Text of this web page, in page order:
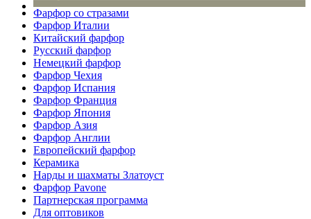
Фарфор со стразами
Фарфор Италии
Китайский фарфор
Русский фарфор
Немецкий фарфор
Фарфор Чехия
Фарфор Испания
Фарфор Франция
Фарфор Япония
Фарфор Азия
Фарфор Англии
Европейский фарфор
Керамика
Нарды и шахматы Златоуст
Фарфор Pavone
Партнерская программа
Для оптовиков